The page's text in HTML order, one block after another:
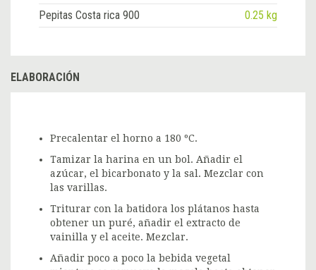
Pepitas Costa rica 900
0.25 kg
ELABORACIÓN
Precalentar el horno a 180 ºC.
Tamizar la harina en un bol. Añadir el
azúcar, el bicarbonato y la sal. Mezclar con
las varillas.
Triturar con la batidora los plátanos hasta
obtener un puré, añadir el extracto de
vainilla y el aceite. Mezclar.
Añadir poco a poco la bebida vegetal